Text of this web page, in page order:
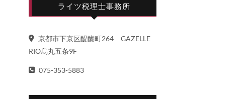
ライツ税理士事務所
京都市下京区醍醐町264 GAZELLE
RIO烏丸五条9F
075-353-5883